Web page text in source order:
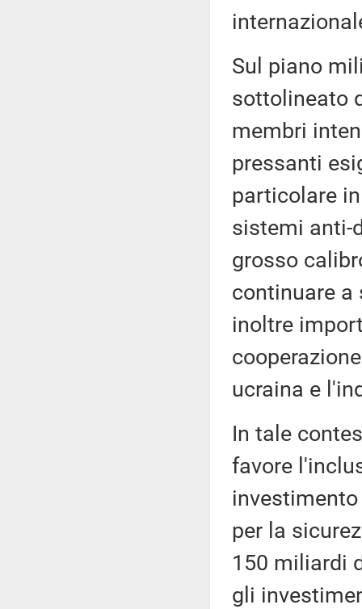
Sul piano
sottolineato
membri
pressanti
particolare
sistemi anti-
grosso
continuare a
inoltre
ucraina e
In tale
favore
per la
150 miliardi
gli